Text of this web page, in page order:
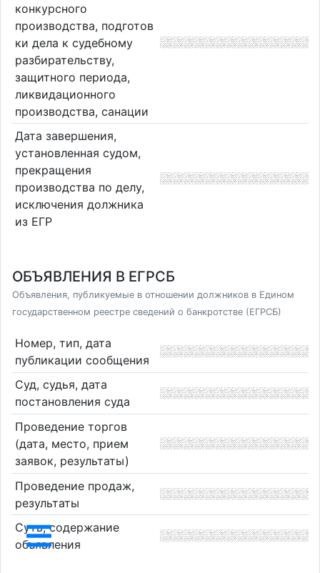
конкурсного
производства, подготов
ки дела к судебному
разбирательству,
защитного периода,
ликвидационного
производства, санации
Дата завершения,
установленная судом,
прекращения
производства по делу,
исключения должника
из ЕГР
ОБЪЯВЛЕНИЯ В ЕГРСБ
Объявления, публикуемые в отношении должников в Едином
государственном реестре сведений о банкротстве (ЕГРСБ)
Номер, тип, дата
публикации сообщения
Суд, судья, дата
постановления суда
Проведение торгов
(дата, место, прием
заявок, результаты)
Проведение продаж,
результаты
Суть, содержание
объявления